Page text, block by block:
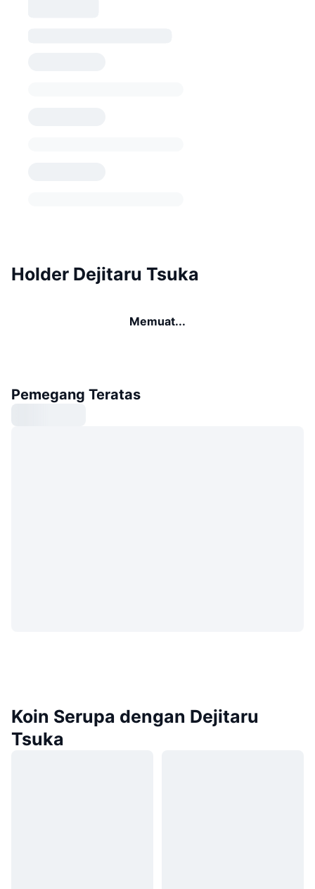
Holder Dejitaru Tsuka
Memuat...
Pemegang Teratas
Koin Serupa dengan Dejitaru
Tsuka